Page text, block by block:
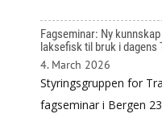
Fagseminar: Ny
laksefisk til bruk i
4. March 2026
Styringsgruppen for
fagseminar i Bergen